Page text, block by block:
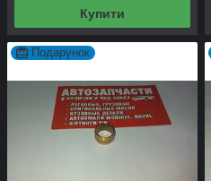
Купити
Подарунок